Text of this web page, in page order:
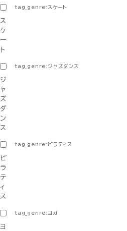
tag_genre:スケート
ス
ケ
ー
ト
tag_genre:ジャズダンス
ジ
ャ
ズ
ダ
ン
ス
tag_genre:ピラティス
ピ
ラ
テ
ィ
ス
tag_genre:ヨガ
ヨ